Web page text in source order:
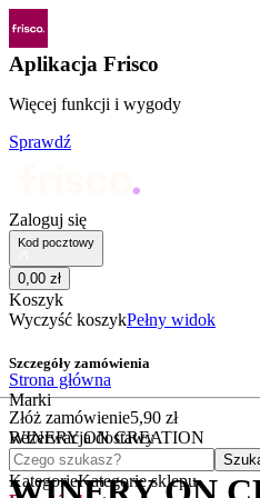
Aplikacja Frisco
Więcej funkcji i wygody
Sprawdź
Zaloguj się
Kod pocztowy
0,00 zł
Koszyk
Wyczyść koszykPełny widok
Szczegóły zamówienia
Złóż zamówienie5,90 zł
Rezerwacja dostawy
Czego szukasz?
KategorieKategorie sklepu
Strona główna
Marki
WINERY ON CREATION